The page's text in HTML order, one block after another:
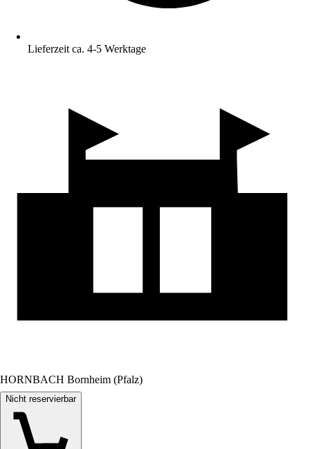
Lieferzeit ca. 4-5 Werktage
HORNBACH Bornheim (Pfalz)
Nicht reservierbar